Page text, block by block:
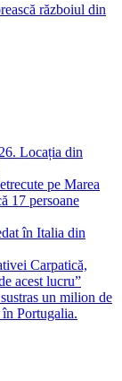
războiul din
Locația din
pe Marea
17 persoane
în Italia din
Carpatică,
acest lucru”
un milion de
Portugalia.